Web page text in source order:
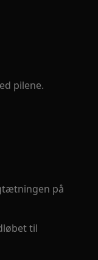
pilene.
på
til